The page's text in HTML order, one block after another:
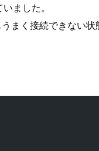
ました。
まく接続できない状